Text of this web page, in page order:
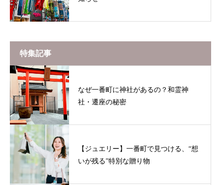
特集記事
なぜ一番町に神社があるの？和霊神
社・遷座の秘密
【ジュエリー】一番町で見つける、“想
いが残る”特別な贈り物